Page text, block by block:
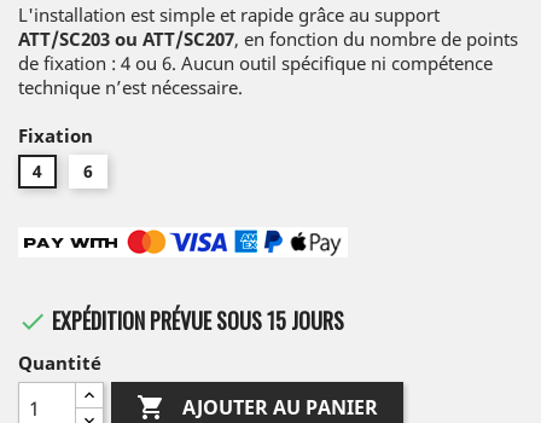
L'installation est simple et rapide grâce au support
ATT/SC203 ou ATT/SC207, en fonction du nombre de points
de fixation : 4 ou 6. Aucun outil spécifique ni compétence
technique n’est nécessaire.
Fixation
4 6
 EXPÉDITION PRÉVUE SOUS 15 JOURS
Quantité
 AJOUTER AU PANIER